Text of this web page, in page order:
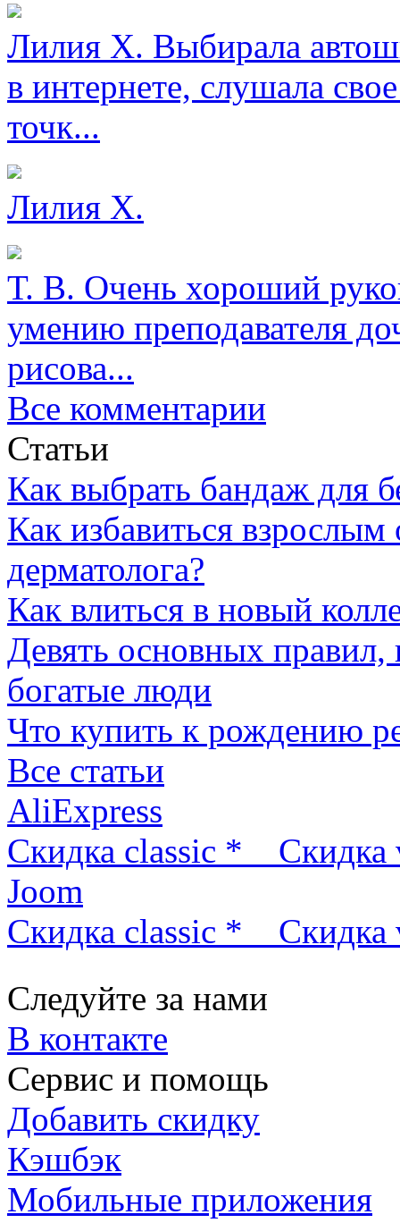
Лилия Х. Выбирала
в интернете, слушала
точк...
Лилия Х.
Т. В. Очень хороший
умению преподавателя
рисова...
Все комментарии
Статьи
Как выбрать бандаж для
Как избавиться
дерматолога?
Как влиться в новый
Девять основных
богатые люди
Что купить к рождению
Все статьи
AliExpress
Скидка classic *
Скидка
Joom
Скидка classic *
Скидка
Следуйте за нами
В контакте
Сервис и помощь
Добавить скидку
Кэшбэк
Мобильные приложения